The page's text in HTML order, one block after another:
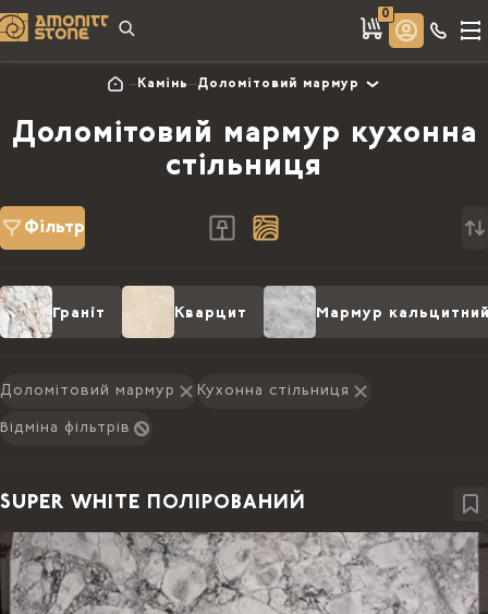
0
Камінь Доломітовий мармур
Доломітовий мармур кухонна
стільниця
Фільтр
Граніт Кварцит Мармур
Доломітовий мармур Кухонна стільниця
Відміна фільтрів
SUPER WHITE ПОЛІРОВАНИЙ